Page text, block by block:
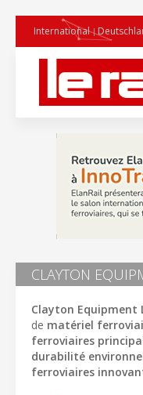
International
CLAYTON
Clayton Equipment
de matériel
ferroviaires
durabilité
ferroviaires